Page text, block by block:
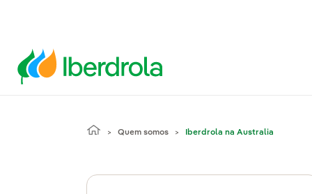
Quem somos Iberdrola na Australia